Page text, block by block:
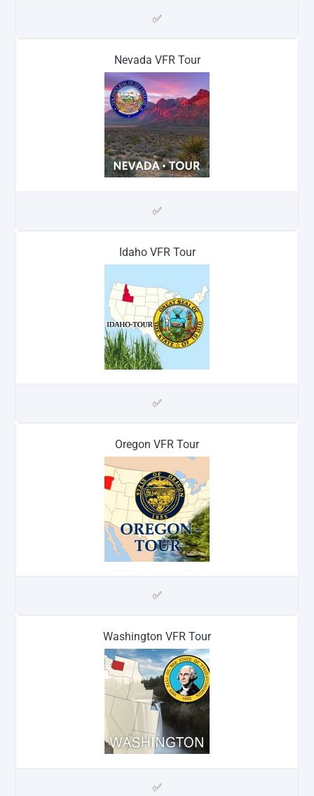
✅
Nevada VFR Tour
✅
Idaho VFR Tour
✅
Oregon VFR Tour
✅
Washington VFR Tour
✅